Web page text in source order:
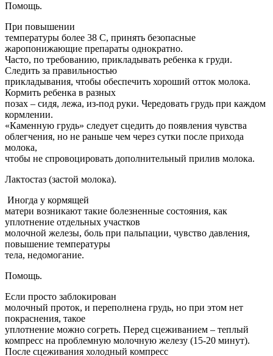
Помощь.
При повышении
температуры более 38 С, принять безопасные
жаропонижающие препараты однократно.
Часто, по требованию, прикладывать ребенка к груди.
Следить за правильностью
прикладывания, чтобы обеспечить хороший отток молока.
Кормить ребенка в разных
позах – сидя, лежа, из-под руки. Чередовать грудь при каждом
кормлении.
«Каменную грудь» следует сцедить до появления чувства
облегчения, но не раньше чем через сутки после прихода
молока,
чтобы не спровоцировать дополнительный прилив молока.
Лактостаз (застой молока).
Иногда у кормящей
матери возникают такие болезненные состояния, как
уплотнение отдельных участков
молочной железы, боль при пальпации, чувство давления,
повышение температуры
тела, недомогание.
Помощь.
Если просто заблокирован
молочный проток, и переполнена грудь, но при этом нет
покраснения, такое
уплотнение можно согреть. Перед сцеживанием – теплый
компресс на проблемную молочную железу (15-20 минут).
После сцеживания холодный компресс